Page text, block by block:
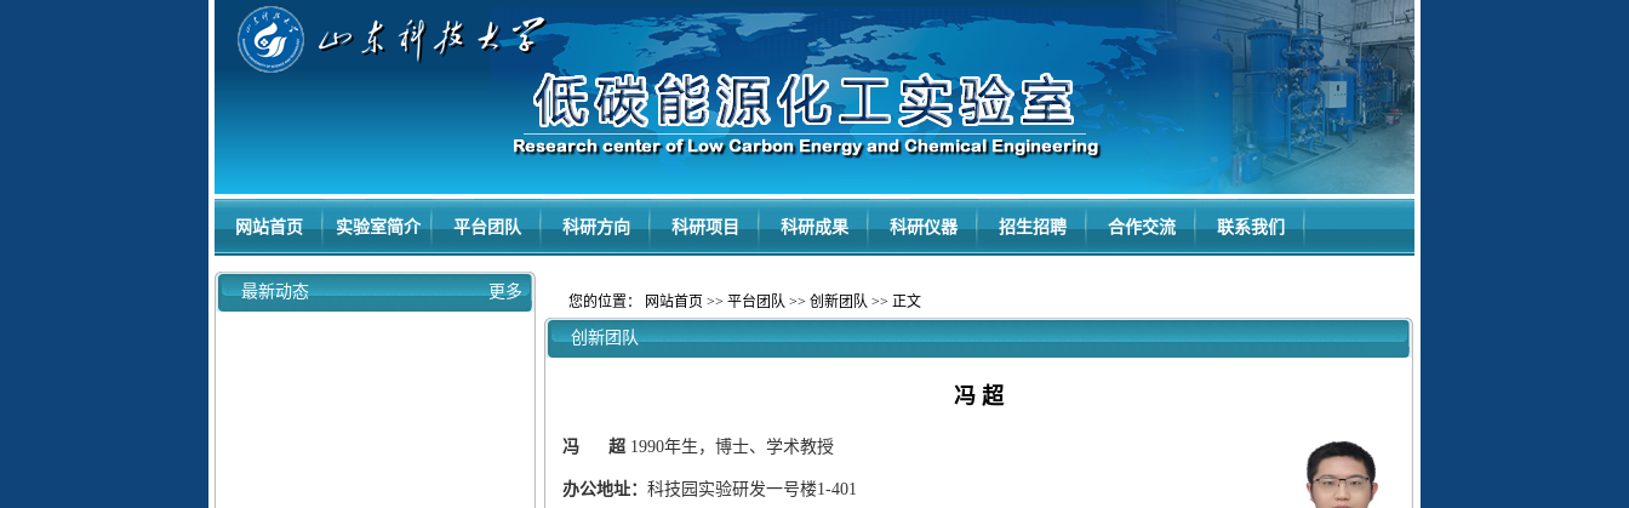
网站首页 实验室简介 平台团队 科研方向 科研项目 科研成果 科研仪器 招生招聘 合作交流 联系我们
最新动态 更多
您的位置： 网站首页 >> 平台团队 >> 创新团队 >> 正文
创新团队
冯 超
冯 超 1990年生，博士、学术教授
办公地址： 科技园实验研发一号楼1-401